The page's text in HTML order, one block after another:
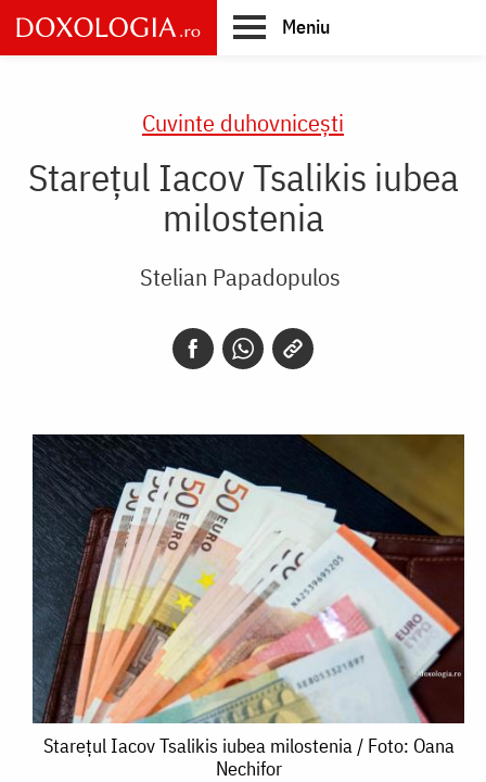
Skip
to
main
Meniu
Cuvinte duhovnicești
Starețul Iacov Tsalikis iubea
milostenia
Stelian Papadopulos
Starețul
Starețul Iacov Tsalikis iubea milostenia / Foto: Oana
Nechifor